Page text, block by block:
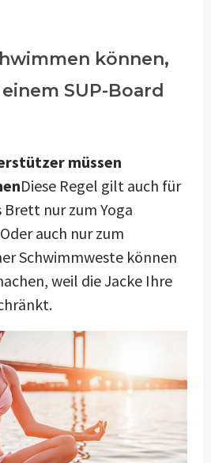
können,
SUP-Board
müssen
Diese Regel gilt auch für
Brett nur zum Yoga
auch nur zum
Schwimmweste können
weil die Jacke Ihre